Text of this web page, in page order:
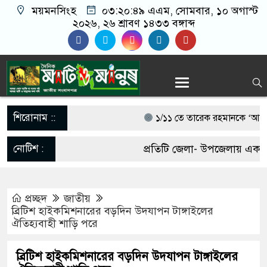
ময়মনসিংহ ০৩:২০:৫০ এএম, সোমবার, ১০ অগাস্ট
২০২৬, ২৬ শ্রাবণ ১৪৩৩ বঙ্গাব্দ
শিরোনাম :: ১/১১ তে তারেক রহমানকে
চিফ প্রসিকিউটর
সরকারের কাজে কোনো গাফিলতি
নোটিশ :
প্রতিটি জেলা- উপজেলায় একজন
প্রচ্ছদ
জাতীয়
ব্রিটিশ হাইকমিশনারের বড়দিন উদযাপন টাঙ্গাইলের
ঐতিহ্যবাহী শাড়ি পরে
ব্রিটিশ হাইকমিশনারের বড়দিন উদযাপন টাঙ্গাইলের